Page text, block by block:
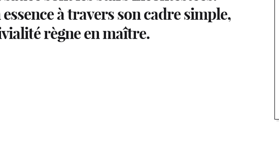
à travers son cadre simple,
règne en maître.